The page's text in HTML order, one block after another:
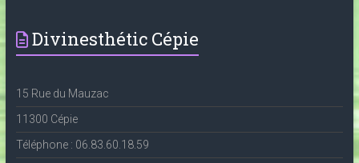
Divinesthétic Cépie
15 Rue du Mauzac
11300 Cépie
Téléphone : 06.83.60.18.59